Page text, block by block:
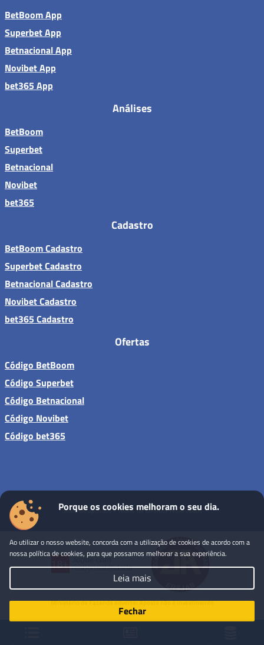
BetBoom App
Superbet App
Betnacional App
Novibet App
bet365 App
Análises
BetBoom
Superbet
Betnacional
Novibet
bet365
Cadastro
BetBoom Cadastro
Superbet Cadastro
Betnacional Cadastro
Novibet Cadastro
bet365 Cadastro
Ofertas
Código BetBoom
Código Superbet
Código Betnacional
Código Novibet
Código bet365
Sites de apostas - Todos os direitos reservados
Porque os cookies melhoram o seu dia.
Ao utilizar o nosso website, concorda com a utilização de cookies de acordo com a
nossa política de cookies, para que possamos melhorar a sua experiência.
Leia mais
Fechar
Ministério da Fazenda adverte: Aposta não é investimento